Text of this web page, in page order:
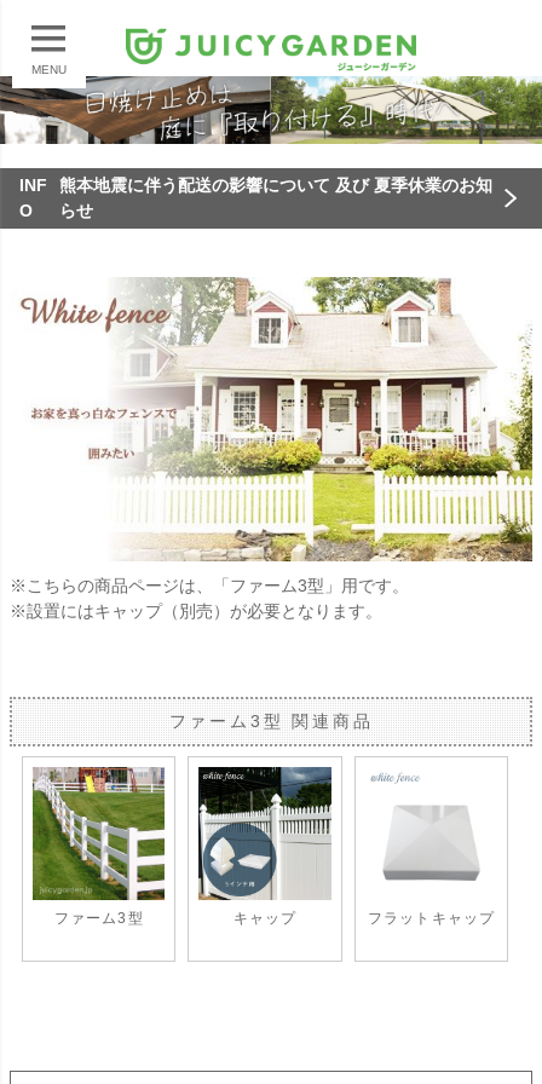
MENU
INF
O
熊本地震に伴う配送の影響について 及び 夏季休業のお知
らせ
※こちらの商品ページは、「ファーム3型」用です。
※設置にはキャップ（別売）が必要となります。
ファーム3型 関連商品
ファーム3型 キャップ フラットキャップ